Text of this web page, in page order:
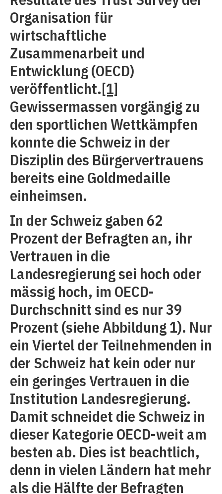
Organisation für
wirtschaftliche
Zusammenarbeit und
Entwicklung (OECD)
veröffentlicht.[1]
Gewissermassen vorgängig zu
den sportlichen Wettkämpfen
konnte die Schweiz in der
Disziplin des Bürgervertrauens
bereits eine Goldmedaille
einheimsen.
In der Schweiz gaben 62
Prozent der Befragten an, ihr
Vertrauen in die
Landesregierung sei hoch oder
mässig hoch, im OECD-
Durchschnitt sind es nur 39
Prozent (siehe Abbildung 1). Nur
ein Viertel der Teilnehmenden in
der Schweiz hat kein oder nur
ein geringes Vertrauen in die
Institution Landesregierung.
Damit schneidet die Schweiz in
dieser Kategorie OECD-weit am
besten ab. Dies ist beachtlich,
denn in vielen Ländern hat mehr
als die Hälfte der Befragten